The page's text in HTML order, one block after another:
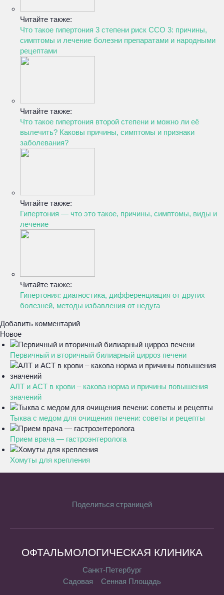
Читайте также:
Что такое гипертония 3 степени риск ССО 3: причины,
симптомы и лечение болезни препаратами и народными
рецептами
Читайте также:
Что такое гипертония второй степени и можно ли её
вылечить? Каковы причины, симптомы и признаки
заболевания?
Читайте также:
Гипертония — что это такое, причины, симптомы, виды и
лечение
Читайте также:
Гипертония: диагностика, дифференциация от других
болезней, методы избавления от недуга
Добавить комментарий
Новое
Первичный и вторичный билиарный цирроз печени
АЛТ и АСТ в крови – какова норма и причины повышения
значений
Тыква с медом для очищения печени: советы и рецепты
Прием врача — гастроэнтеролога
Хомуты для крепления
Поделиться страницей
ОФТАЛЬМОЛОГИЧЕСКАЯ КЛИНИКА
Санкт-Петербург
Садовая
Сенная Площадь